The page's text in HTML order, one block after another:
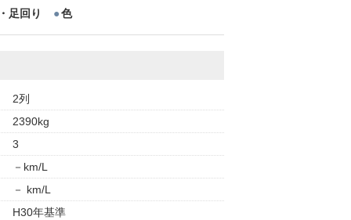
足回り 色
2列
2390kg
3
－km/L
－ km/L
H30年基準